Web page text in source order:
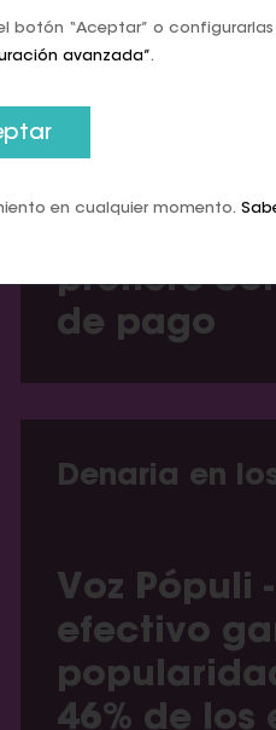
Denaria en
El
no ha
prefiere
de pago
Denaria en
Voz Pópuli
efectivo
46% de los
botón “Aceptar” o
avanzada”.
en cualquier momento.